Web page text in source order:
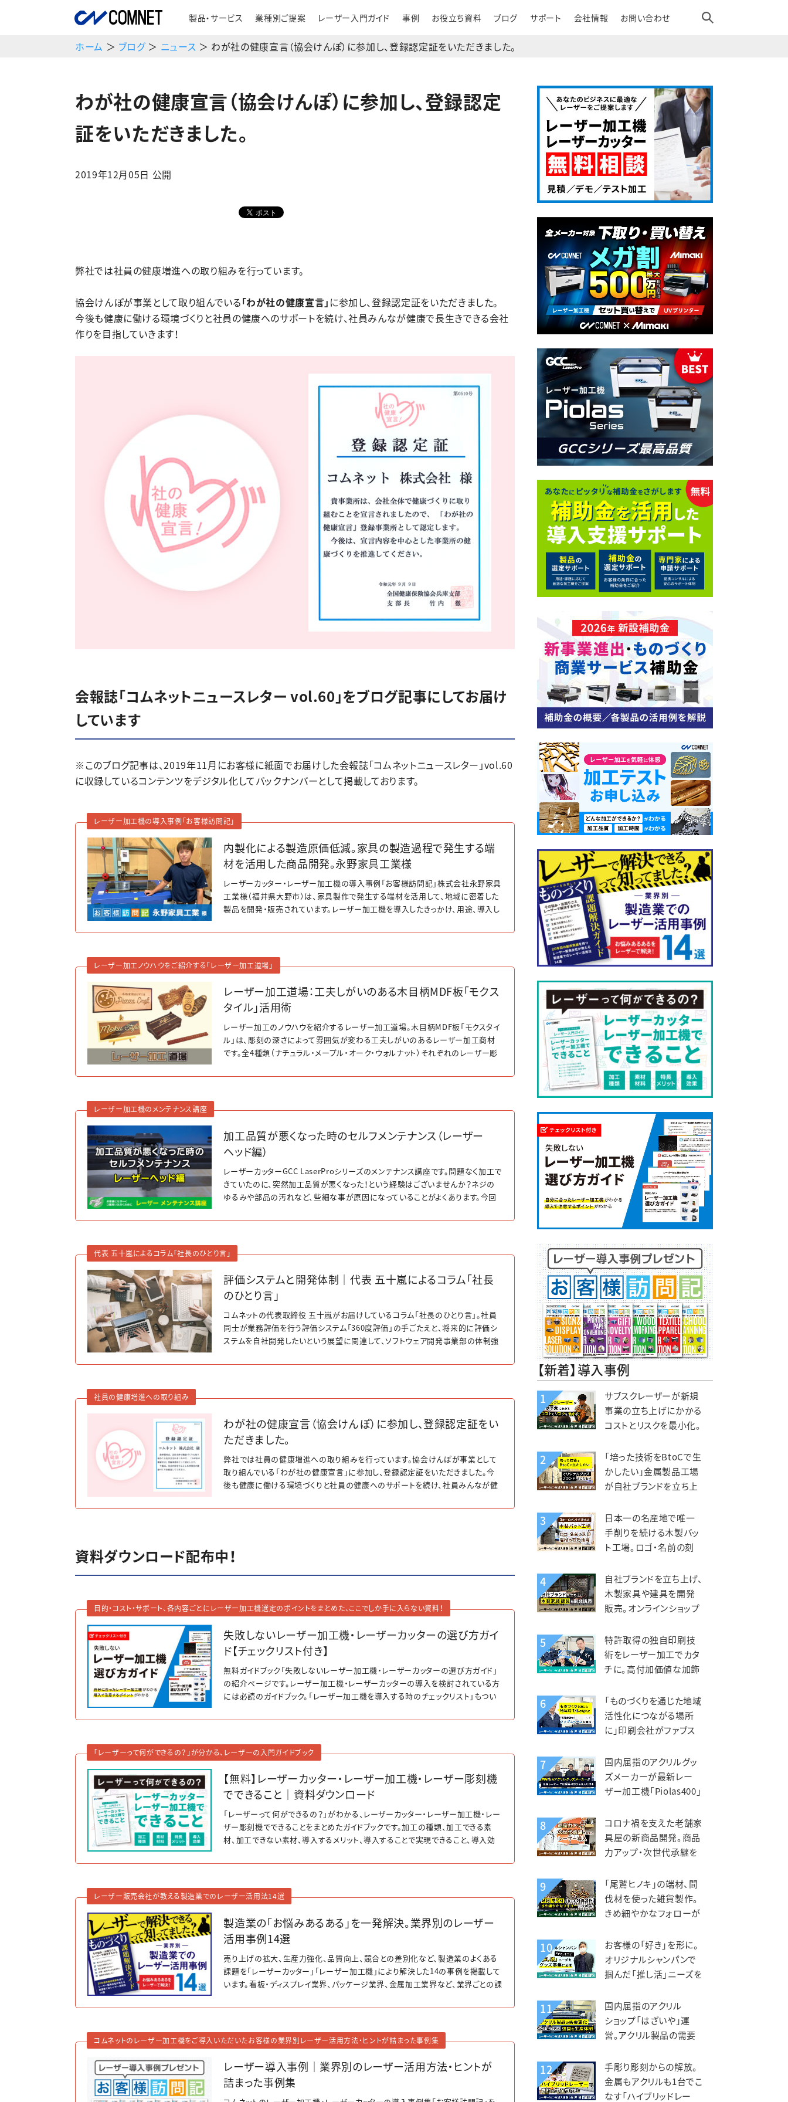
製品・サービス 業種別ご提案 レーザー入門ガイド 事例 お役立ち資料 ブログ サポート 会社情報 お問い合わせ
ホーム ＞ ブログ＞ ニュース ＞ わが社の健康宣言（協会けんぽ）に参加し、登録認定証をいただきました。
わが社の健康宣言（協会けんぽ）に参加し、登録認定
証をいただきました。
2019年12月05日 公開
弊社では社員の健康増進への取り組みを行っています。
協会けんぽが事業として取り組んでいる「わが社の健康宣言」 に参加し、登録認定証をいただきました。
今後も健康に働ける環境づくりと社員の健康へのサポートを続け、社員みんなが健康で長生きできる会社
作りを目指していきます！
会報誌「コムネットニュースレター vol.60」をブログ記事にしてお届け
しています
※このブログ記事は、2019年11月にお客様に紙面でお届けした会報誌「コムネットニュースレター」vol.60
に収録しているコンテンツをデジタル化してバックナンバーとして掲載しております。
レーザー加工機の導入事例「お客様訪問記」
内製化による製造原価低減。家具の製造過程で発生する端
材を活用した商品開発。永野家具工業様
レーザーカッター・レーザー加工機の導入事例「お客様訪問記」株式会社永野家具
工業様（福井県大野市）は、家具製作で発生する端材を活用して、地域に密着した
製品を開発・販売されています。レーザー加工機を導入したきっかけ、用途、導入し
レーザー加工ノウハウをご紹介する「レーザー加工道場」
レーザー加工道場：工夫しがいのある木目柄MDF板「モクス
タイル」活用術
レーザー加工のノウハウを紹介するレーザー加工道場。木目柄MDF板「モクスタイ
ル」は、彫刻の深さによって雰囲気が変わる工夫しがいのあるレーザー加工商材
です。全4種類（ナチュラル・メープル・オーク・ウォルナット）それぞれのレーザー彫
レーザー加工機のメンテナンス講座
加工品質が悪くなった時のセルフメンテナンス（レーザー
ヘッド編）
レーザーカッターGCC LaserProシリーズのメンテナンス講座です。問題なく加工で
きていたのに、突然加工品質が悪くなった！という経験はございませんか？ネジの
ゆるみや部品の汚れなど、些細な事が原因になっていることがよくあります。今回
代表 五十嵐によるコラム「社長のひとり言」
評価システムと開発体制｜代表 五十嵐によるコラム「社長
のひとり言」
コムネットの代表取締役 五十嵐がお届けしているコラム「社長のひとり言」。社員
同士が業務評価を行う評価システム「360度評価」の手ごたえと、将来的に評価シ
ステムを自社開発したいという展望に関連して、ソフトウェア開発事業部の体制強
社員の健康増進への取り組み
わが社の健康宣言（協会けんぽ）に参加し、登録認定証をい
ただきました。
弊社では社員の健康増進への取り組みを行っています。協会けんぽが事業として
取り組んでいる「わが社の健康宣言」に参加し、登録認定証をいただきました。今
後も健康に働ける環境づくりと社員の健康へのサポートを続け、社員みんなが健
資料ダウンロード配布中！
目的・コスト・サポート、各内容ごとにレーザー加工機選定のポイントをまとめた、ここでしか手に入らない資料！
失敗しないレーザー加工機・レーザーカッターの選び方ガイ
ド【チェックリスト付き】
無料ガイドブック「失敗しないレーザー加工機・レーザーカッターの選び方ガイド」
の紹介ページです。レーザー加工機・レーザーカッターの導入を検討されている方
には必読のガイドブック。「レーザー加工機を導入する時のチェックリスト」もつい
「レーザーって何ができるの？」が分かる、レーザーの入門ガイドブック
【無料】レーザーカッター・レーザー加工機・レーザー彫刻機
でできること｜資料ダウンロード
「レーザーって何ができるの？」がわかる、レーザーカッター・レーザー加工機・レー
ザー彫刻機でできることをまとめたガイドブックです。加工の種類、加工できる素
材、加工できない素材、導入するメリット、導入することで実現できること、導入効
レーザー販売会社が教える製造業でのレーザー活用法14選
製造業の「お悩みあるある」を一発解決。業界別のレーザー
活用事例14選
売り上げの拡大、生産力強化、品質向上、競合との差別化など、製造業のよくある
課題を「レーザーカッター」「レーザー加工機」により解決した14の事例を掲載して
います。看板・ディスプレイ業界、パッケージ業界、金属加工業界など、業界ごとの課
がわかる入門ガイドです。
コムネットのレーザー加工機をご導入いただいたお客様の業界別レーザー活用方法・ヒントが詰まった事例集
レーザー導入事例｜業界別のレーザー活用方法・ヒントが
詰まった事例集
【新着】導入事例
1
サブスクレーザーが新規
事業の立ち上げにかかる
コストとリスクを最小化。
kiond（キオンド）様
2
「培った技術をBtoCで生
かしたい」金属製品工場
が自社ブランドを立ち上
造販売。錦中央工業様
3
日本一の名産地で唯一
手削りを続ける木製バッ
ト工場。ロゴ・名前の刻
を活用。エスオースポーツ
工業様
4
自社ブランドを立ち上げ、
木製家具や建具を開発
販売。オンラインショップ
大。KIZAIKU C+（阪口銘
木店）様
5
特許取得の独自印刷技
術をレーザー加工でカタ
チに。高付加価値な加飾
柱へ。智昌加工様
6
「ものづくりを通じた地域
活性化につながる場所
に」印刷会社がファブス
や印刷工業様
7
国内屈指のアクリルグッ
ズメーカーが最新レー
ザー加工機「Piolas400」
（北星社グループ）様
8
コロナ禍を支えた老舗家
具屋の新商品開発。商品
力アップ・次世代承継を
津木工様
9
「尾鷲ヒノキ」の端材、間
伐材を使った雑貨製作。
きめ細やかなフォローが
すや様
10
お客様の「好き」を形に。
オリジナルシャンパンで
掴んだ「推し活」ニーズを
インマーケット様
11
国内屈指のアクリル
ショップ「はざいや」運
営。アクリル製品の需要
生産体制。菅原工芸様
12
手彫り彫刻からの解放。
金属もアクリルも1台でこ
なす「ハイブリッドレー